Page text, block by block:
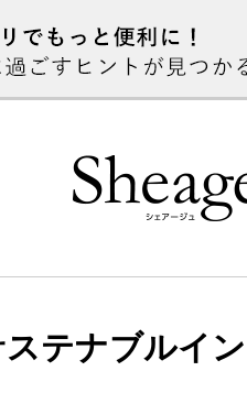
ステナブルイ